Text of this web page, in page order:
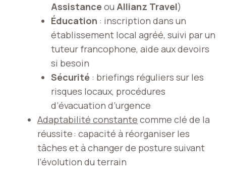
Assistance ou Allianz Travel)
Éducation : inscription dans un
établissement local agréé, suivi par un
tuteur francophone, aide aux devoirs
si besoin
Sécurité : briefings réguliers sur les
risques locaux, procédures
d’évacuation d’urgence
Adaptabilité constante comme clé de la
réussite : capacité à réorganiser les
tâches et à changer de posture suivant
l’évolution du terrain